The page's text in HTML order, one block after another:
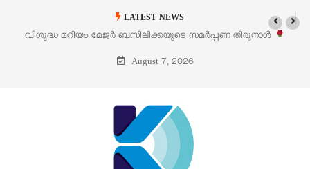
LATEST NEWS
‘പെറ്റൽസ്’ ലൈഫ് സ്റ്റൈൽ എക്സിബിഷനും സെയിലും ഓഗസ്റ്റ് 8-
പെരുമാനൂരിൽ
August 7, 2026